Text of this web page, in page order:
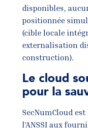
disponibles,
positionnée
(cible locale
externalisation
construction).
Le cloud
pour la
SecNumCloud
l’ANSSI aux